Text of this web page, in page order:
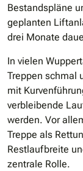
Bestandspläne
geplanten
drei Monate
In vielen
Treppen schmal
mit
verbleibende
werden. Vor
Treppe als
Restlaufbreite
zentrale Rolle.